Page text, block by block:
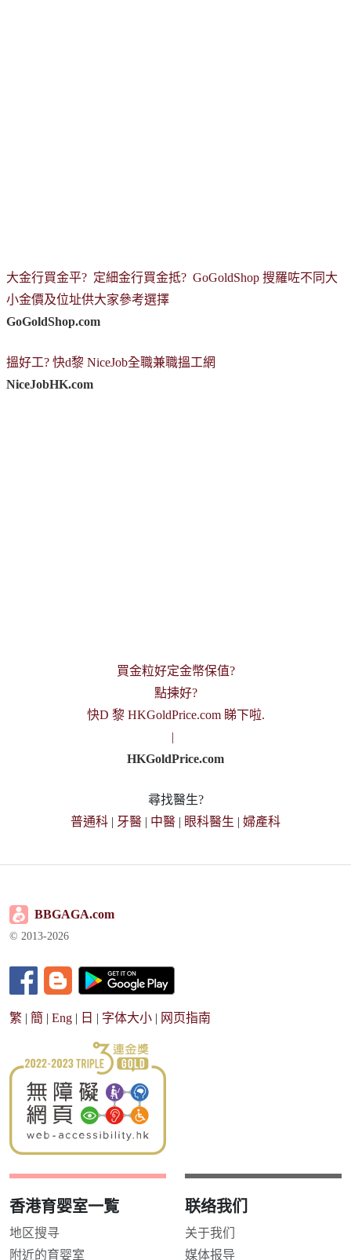
大金行買金平? 定細金行買金抵? GoGoldShop 搜羅咗不同大
小金價及位址供大家參考選擇
GoGoldShop.com
搵好工? 快d黎 NiceJob全職兼職搵工網
NiceJobHK.com
買金粒好定金幣保值?
點揀好?
快D 黎 HKGoldPrice.com 睇下啦.
|
HKGoldPrice.com
尋找醫生?
普通科 | 牙醫 | 中醫 | 眼科醫生 | 婦產科
BBGAGA.com
© 2013-2026
繁 | 簡 | Eng | 日 | 字体大小 | 网页指南
香港育婴室一覧
地区搜寻
附近的育婴室
联络我们
关于我们
媒体报导